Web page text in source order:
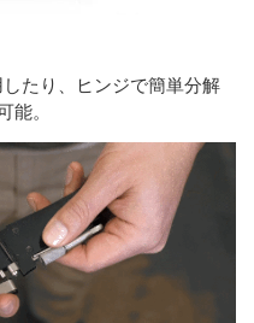
たり、ヒンジで簡単分解
。